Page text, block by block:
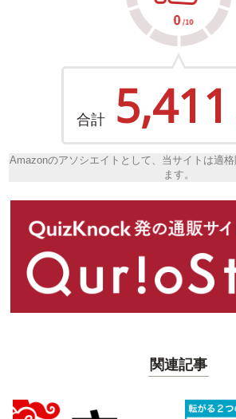
合計 5,411
Amazonのアソシエイトとして、当サイトは適
ます。
関連記事